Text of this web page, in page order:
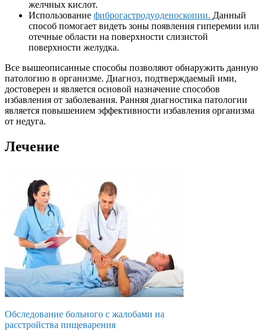
желчных кислот.
Использование фиброгастродуоденоскопии. Данный
способ помогает видеть зоны появления гиперемии или
отечные области на поверхности слизистой
поверхности желудка.
Все вышеописанные способы позволяют обнаружить данную
патологию в организме. Диагноз, подтверждаемый ими,
достоверен и является основой назначение способов
избавления от заболевания. Ранняя диагностика патологии
является повышением эффективности избавления организма
от недуга.
Лечение
Обследование больного с жалобами на
расстройства пищеварения